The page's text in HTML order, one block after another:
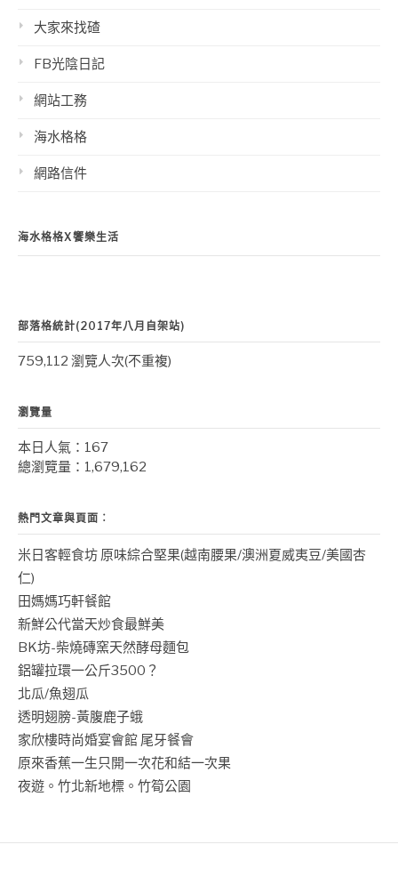
大家來找碴
FB光陰日記
網站工務
海水格格
網路信件
海水格格X饗樂生活
部落格統計(2017年八月自架站)
759,112 瀏覽人次(不重複)
瀏覽量
本日人氣：167
總瀏覽量：1,679,162
熱門文章與頁面︰
米日客輕食坊 原味綜合堅果(越南腰果/澳洲夏威夷豆/美國杏
仁)
田媽媽巧軒餐館
新鮮公代當天炒食最鮮美
BK坊-柴燒磚窯天然酵母麵包
鋁罐拉環一公斤3500？
北瓜/魚翅瓜
透明翅膀-黃腹鹿子蛾
家欣樓時尚婚宴會館 尾牙餐會
原來香蕉一生只開一次花和結一次果
夜遊。竹北新地標。竹筍公園